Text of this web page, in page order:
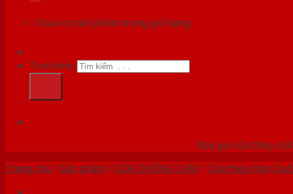
Chưa có sản phẩm trong giỏ hàng.
Tìm kiếm:
Báo giá cửa thép
Trang chủ /Sản phẩm /CỬA CHỐNG CHÁY/Cửa thép Hàn